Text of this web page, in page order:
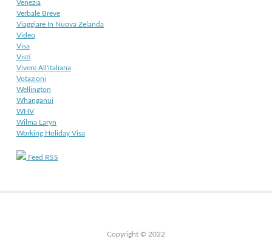
Venezia
Verbale Breve
Viaggiare In Nuova Zelanda
Video
Visa
Visti
Vivere All'italiana
Votazioni
Wellington
Whanganui
WHV
Wilma Laryn
Working Holiday Visa
Feed RSS
Copyright © 2022